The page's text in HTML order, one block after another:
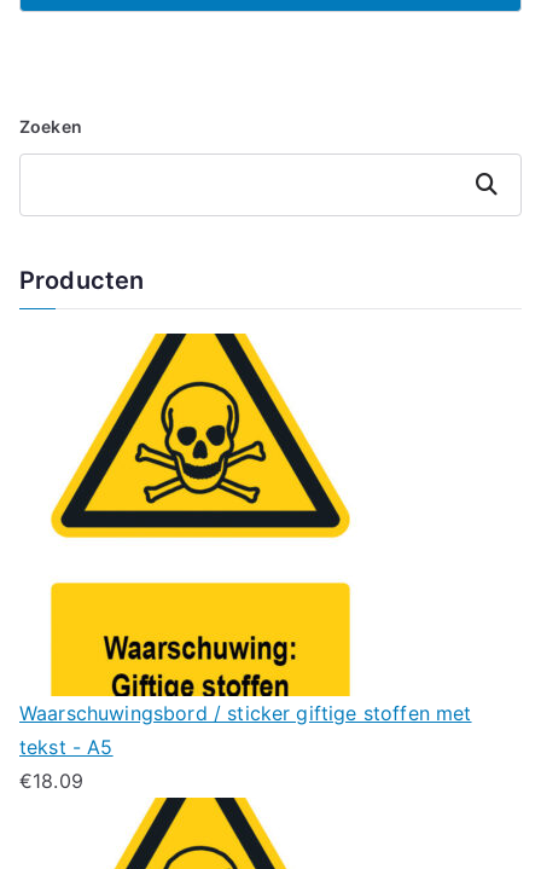
Zoeken
Zoeken
Producten
Waarschuwingsbord / sticker giftige stoffen met
tekst - A5
€18.09